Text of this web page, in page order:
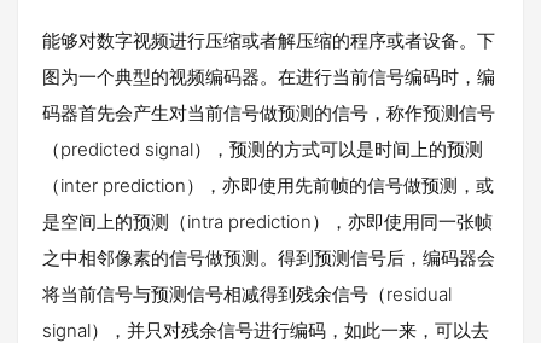
能够对数字视频进行压缩或者解压缩的程序或者设备。下
图为一个典型的视频编码器。在进行当前信号编码时，编
码器首先会产生对当前信号做预测的信号，称作预测信号
（predicted signal），预测的方式可以是时间上的预测
（inter prediction），亦即使用先前帧的信号做预测，或
是空间上的预测（intra prediction），亦即使用同一张帧
之中相邻像素的信号做预测。得到预测信号后，编码器会
将当前信号与预测信号相减得到残余信号（residual
signal），并只对残余信号进行编码，如此一来，可以去